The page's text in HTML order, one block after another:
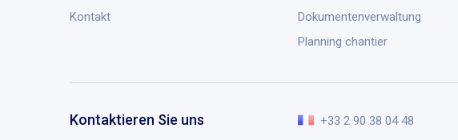
Kontakt
Dokumentenverwaltung
Planning chantier
Kontaktieren Sie uns +33 2 90 38 04 48